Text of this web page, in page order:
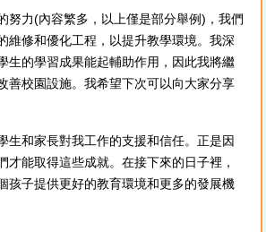
努力(內容繁多，以上僅是部分舉例)，我們
維修和優化工程，以提升教學環境。我深
生的學習成果能起輔助作用，因此我將繼
善校園設施。我希望下次可以向大家分享
生和家長對我工作的支援和信任。正是因
才能取得這些成就。在接下來的日子裡，
孩子提供更好的教育環境和更多的發展機